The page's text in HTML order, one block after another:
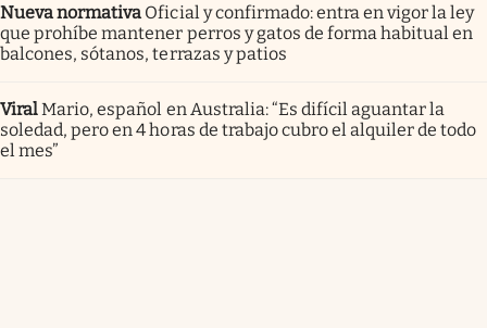
Nueva normativa Oficial y confirmado: entra en vigor la ley
que prohíbe mantener perros y gatos de forma habitual en
balcones, sótanos, terrazas y patios
ViralMario, español en Australia: “Es difícil aguantar la
soledad, pero en 4 horas de trabajo cubro el alquiler de todo
el mes”